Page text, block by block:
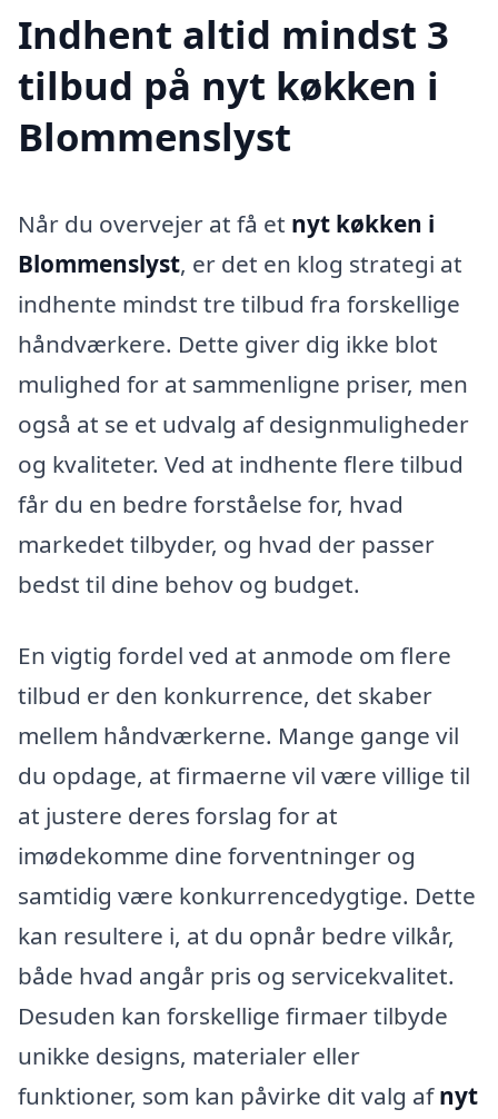
Indhent altid mindst 3
tilbud på nyt køkken i
Blommenslyst
Når du overvejer at få et nyt køkken i
Blommenslyst, er det en klog strategi at
indhente mindst tre tilbud fra forskellige
håndværkere. Dette giver dig ikke blot
mulighed for at sammenligne priser, men
også at se et udvalg af designmuligheder
og kvaliteter. Ved at indhente flere tilbud
får du en bedre forståelse for, hvad
markedet tilbyder, og hvad der passer
bedst til dine behov og budget.
En vigtig fordel ved at anmode om flere
tilbud er den konkurrence, det skaber
mellem håndværkerne. Mange gange vil
du opdage, at firmaerne vil være villige til
at justere deres forslag for at
imødekomme dine forventninger og
samtidig være konkurrencedygtige. Dette
kan resultere i, at du opnår bedre vilkår,
både hvad angår pris og servicekvalitet.
Desuden kan forskellige firmaer tilbyde
unikke designs, materialer eller
funktioner, som kan påvirke dit valg afnyt